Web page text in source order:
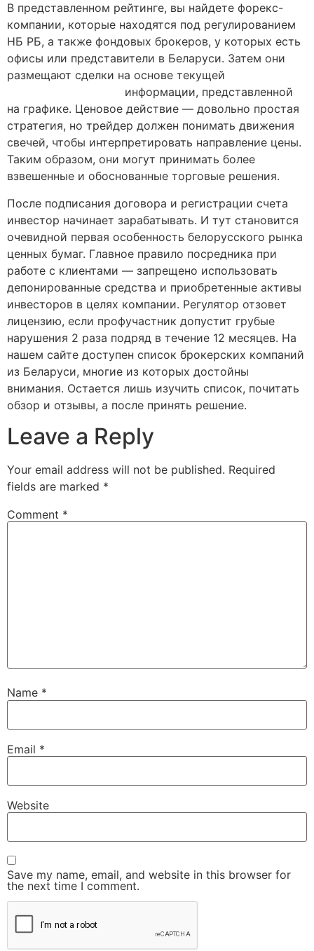
В представленном рейтинге, вы найдете форекс-
компании, которые находятся под регулированием
НБ РБ, а также фондовых брокеров, у которых есть
офисы или представители в Беларуси. Затем они
размещают сделки на основе текущей
информации, представленной
на графике. Ценовое действие — довольно простая
стратегия, но трейдер должен понимать движения
свечей, чтобы интерпретировать направление цены.
Таким образом, они могут принимать более
взвешенные и обоснованные торговые решения.
После подписания договора и регистрации счета
инвестор начинает зарабатывать. И тут становится
очевидной первая особенность белорусского рынка
ценных бумаг. Главное правило посредника при
работе с клиентами — запрещено использовать
депонированные средства и приобретенные активы
инвесторов в целях компании. Регулятор отзовет
лицензию, если профучастник допустит грубые
нарушения 2 раза подряд в течение 12 месяцев. На
нашем сайте доступен список брокерских компаний
из Беларуси, многие из которых достойны
внимания. Остается лишь изучить список, почитать
обзор и отзывы, а после принять решение.
Leave a Reply
Your email address will not be published. Required
fields are marked *
Comment *
Name *
Email *
Website
Save my name, email, and website in this browser for
the next time I comment.